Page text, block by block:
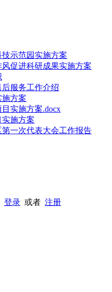
示范园实施方案
促进科研成果实施方案
服务工作介绍
方案
实施方案.docx
施方案
一次代表大会工作报告
登录 或者 注册